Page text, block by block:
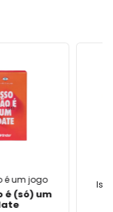
é um jogo
é (só) um